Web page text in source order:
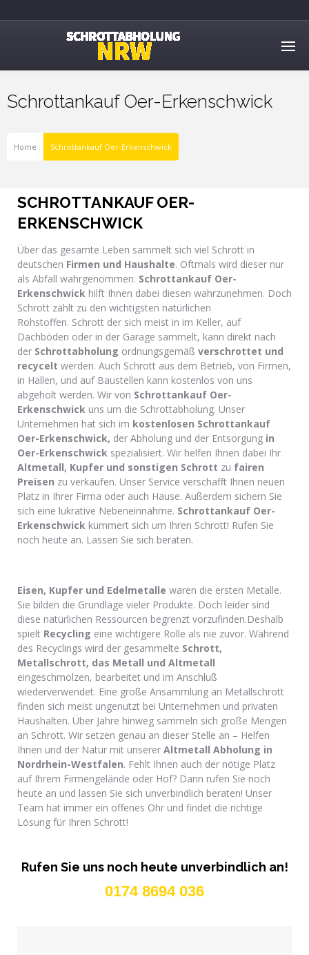
Schrottankauf Oer-Erkenschwick
Home Schrottankauf Oer-Erkenschwick
SCHROTTANKAUF OER-
ERKENSCHWICK
Über das gesamte Leben sammelt sich viel Schrott in
deutschen Firmen und Haushalte. Oftmals wird dieser nur
als Abfall wahrgenommen. Schrottankauf Oer-
Erkenschwick hilft Ihnen dabei diesen wahrzunehmen. Doch
Schrott zählt zu den wichtigsten natürlichen
Rohstoffen. Schrott der sich meist in im Keller, auf
Dachböden oder in der Garage sammelt, kann direkt nach
der Schrottabholung ordnungsgemäß verschrottet und
recycelt werden. Auch Schrott aus dem Betrieb, von Firmen,
in Hallen, und auf Baustellen kann kostenlos von uns
abgeholt werden. Wir von Schrottankauf Oer-
Erkenschwick uns um die Schrottabholung. Unser
Unternehmen hat sich im kostenlosen Schrottankauf
Oer-Erkenschwick, der Abholung und der Entsorgung in
Oer-Erkenschwick spezialisiert. Wir helfen Ihnen dabei Ihr
Altmetall, Kupfer und sonstigen Schrott zu fairen
Preisen zu verkaufen. Unser Service verschafft Ihnen neuen
Platz in Ihrer Firma oder auch Hause. Außerdem sichern Sie
sich eine lukrative Nebeneinnahme. Schrottankauf Oer-
Erkenschwick kümmert sich um Ihren Schrott! Rufen Sie
noch heute an. Lassen Sie sich beraten.
Eisen, Kupfer und Edelmetalle waren die ersten Metalle.
Sie bilden die Grundlage vieler Produkte. Doch leider sind
diese natürlichen Ressourcen begrenzt vorzufinden.Deshalb
spielt Recycling eine wichtigere Rolle als nie zuvor. Während
des Recyclings wird der gesammelte Schrott,
Metallschrott, das Metall und Altmetall
eingeschmolzen, bearbeitet und im Anschluß
wiederverwendet. Eine große Ansammlung an Metallschrott
finden sich meist ungenutzt bei Unternehmen und privaten
Haushalten. Über Jahre hinweg sammeln sich große Mengen
an Schrott. Wir setzen genau an dieser Stelle an – Helfen
Ihnen und der Natur mit unserer Altmetall Abholung in
Nordrhein-Westfalen. Fehlt Ihnen auch der nötige Platz
auf Ihrem Firmengelände oder Hof? Dann rufen Sie noch
heute an und lassen Sie sich unverbindlich beraten! Unser
Team hat immer ein offenes Ohr und findet die richtige
Lösung für Ihren Schrott!
Rufen Sie uns noch heute unverbindlich an!
0174 8694 036